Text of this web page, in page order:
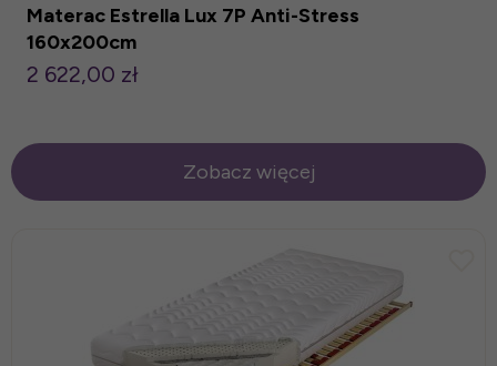
Materac Estrella Lux 7P Anti-Stress
160x200cm
2 622,00 zł
Zobacz więcej